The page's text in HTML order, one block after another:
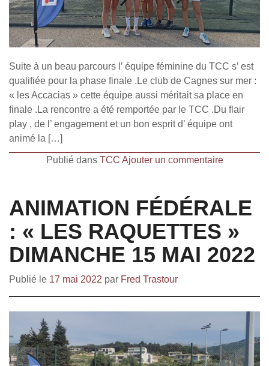
Suite à un beau parcours l’ équipe féminine du TCC s’ est
qualifiée pour la phase finale .Le club de Cagnes sur mer :
« les Accacias » cette équipe aussi méritait sa place en
finale .La rencontre a été remportée par le TCC .Du flair
play , de l’ engagement et un bon esprit d’ équipe ont
animé la […]
Publié dans TCC Ajouter un commentaire
ANIMATION FÉDÉRALE
: « LES RAQUETTES »
DIMANCHE 15 MAI 2022
Publié le 17 mai 2022 par Fred Trastour